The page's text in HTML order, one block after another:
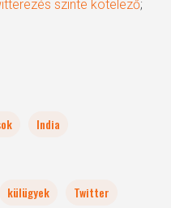
szinte kötelező;
India
külügyek
Twitter